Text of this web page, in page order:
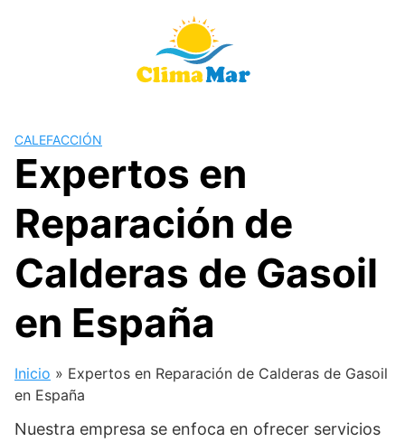
CALEFACCIÓN
Expertos en
Reparación de
Calderas de Gasoil
en España
Inicio » Expertos en Reparación de Calderas de Gasoil
en España
Nuestra empresa se enfoca en ofrecer servicios